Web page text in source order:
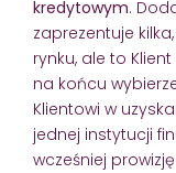
kredytowym.
zaprezentuje
rynku, ale to
na końcu
Klientowi w
jednej instytucji
wcześniej